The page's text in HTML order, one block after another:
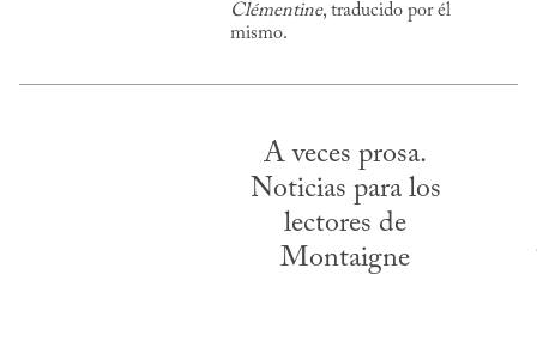
Clémentine, traducido por él
mismo.
A veces prosa.
Noticias para los
lectores de
Montaigne